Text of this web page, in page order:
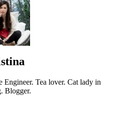
Engineer. Tea lover. Cat lady in
Blogger.